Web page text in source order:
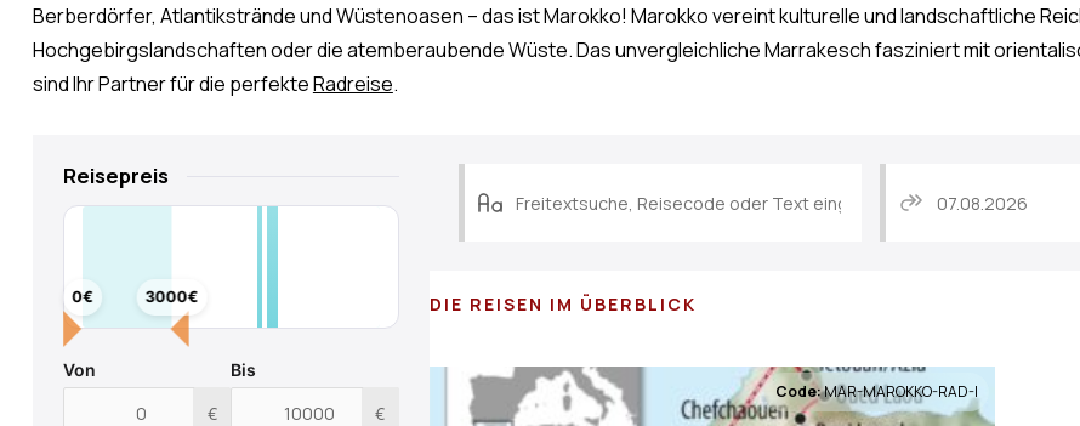
Berberdörfer, Atlantikstrände und Wüstenoasen – das ist Marokko! Marokko vereint kulturelle und landschaftliche
Hochgebirgslandschaften oder die atemberaubende Wüste. Das unvergleichliche Marrakesch fasziniert mit
sind Ihr Partner für die perfekteRadreise.
DIE REISEN IM ÜBERBLICK
Code:MAR-MAROKKO-RAD-I
Reisepreis
0€ 3000€
Von
€
Bis
€